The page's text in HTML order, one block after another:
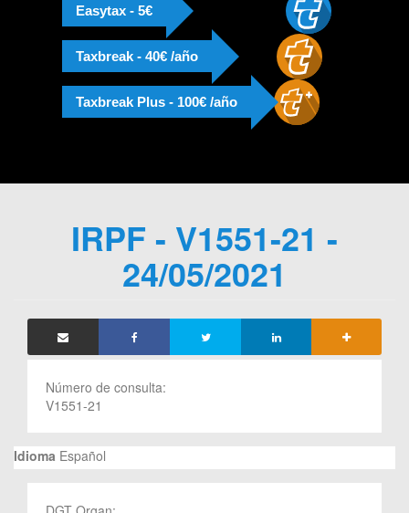
Easytax - 5€
Taxbreak - 40€ /año
Taxbreak Plus - 100€ /año
IRPF - V1551-21 -
24/05/2021
Número de consulta:
V1551-21
Idioma Español